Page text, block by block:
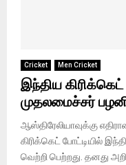
Cricket Men Cricket
இந்திய
முதலமைச்சர்
ஆஸ்திரேலியாவுக்கு
கிரிக்கெட் போட்டியில்
வெற்றி பெற்றது. தனது